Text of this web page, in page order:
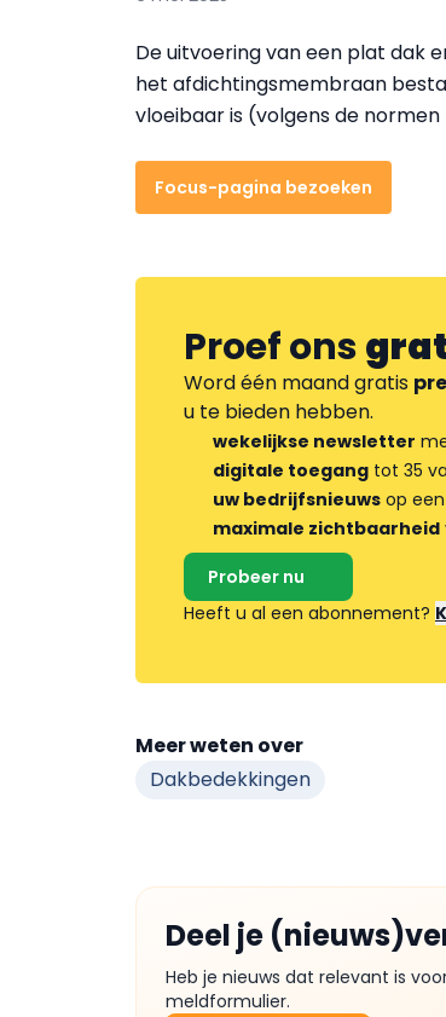
De uitvoering van een plat dak
het afdichtingsmembraan
vloeibaar is (volgens de normen
Focus-pagina bezoeken
Proef ons
Word één maand gratis
u te bieden hebben.
wekelijkse newsletter
digitale toegang tot 35
uw bedrijfsnieuws op
maximale zichtbaarheid
Probeer nu
Heeft u al een abonnement?
Meer weten over
Dakbedekkingen
Deel je
Heb je nieuws dat relevant is
meldformulier.